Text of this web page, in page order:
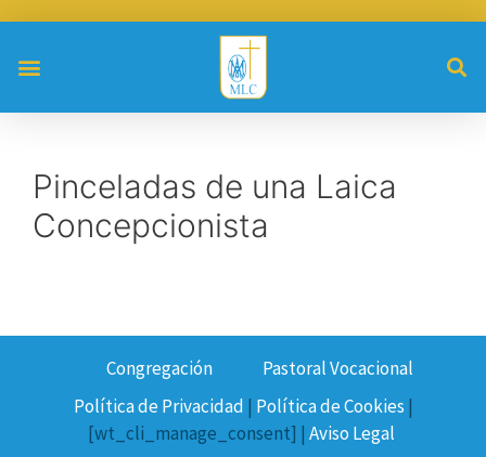
Pinceladas de una Laica
Concepcionista
Congregación
Pastoral Vocacional
Política de Privacidad | Política de Cookies |
[wt_cli_manage_consent] | Aviso Legal